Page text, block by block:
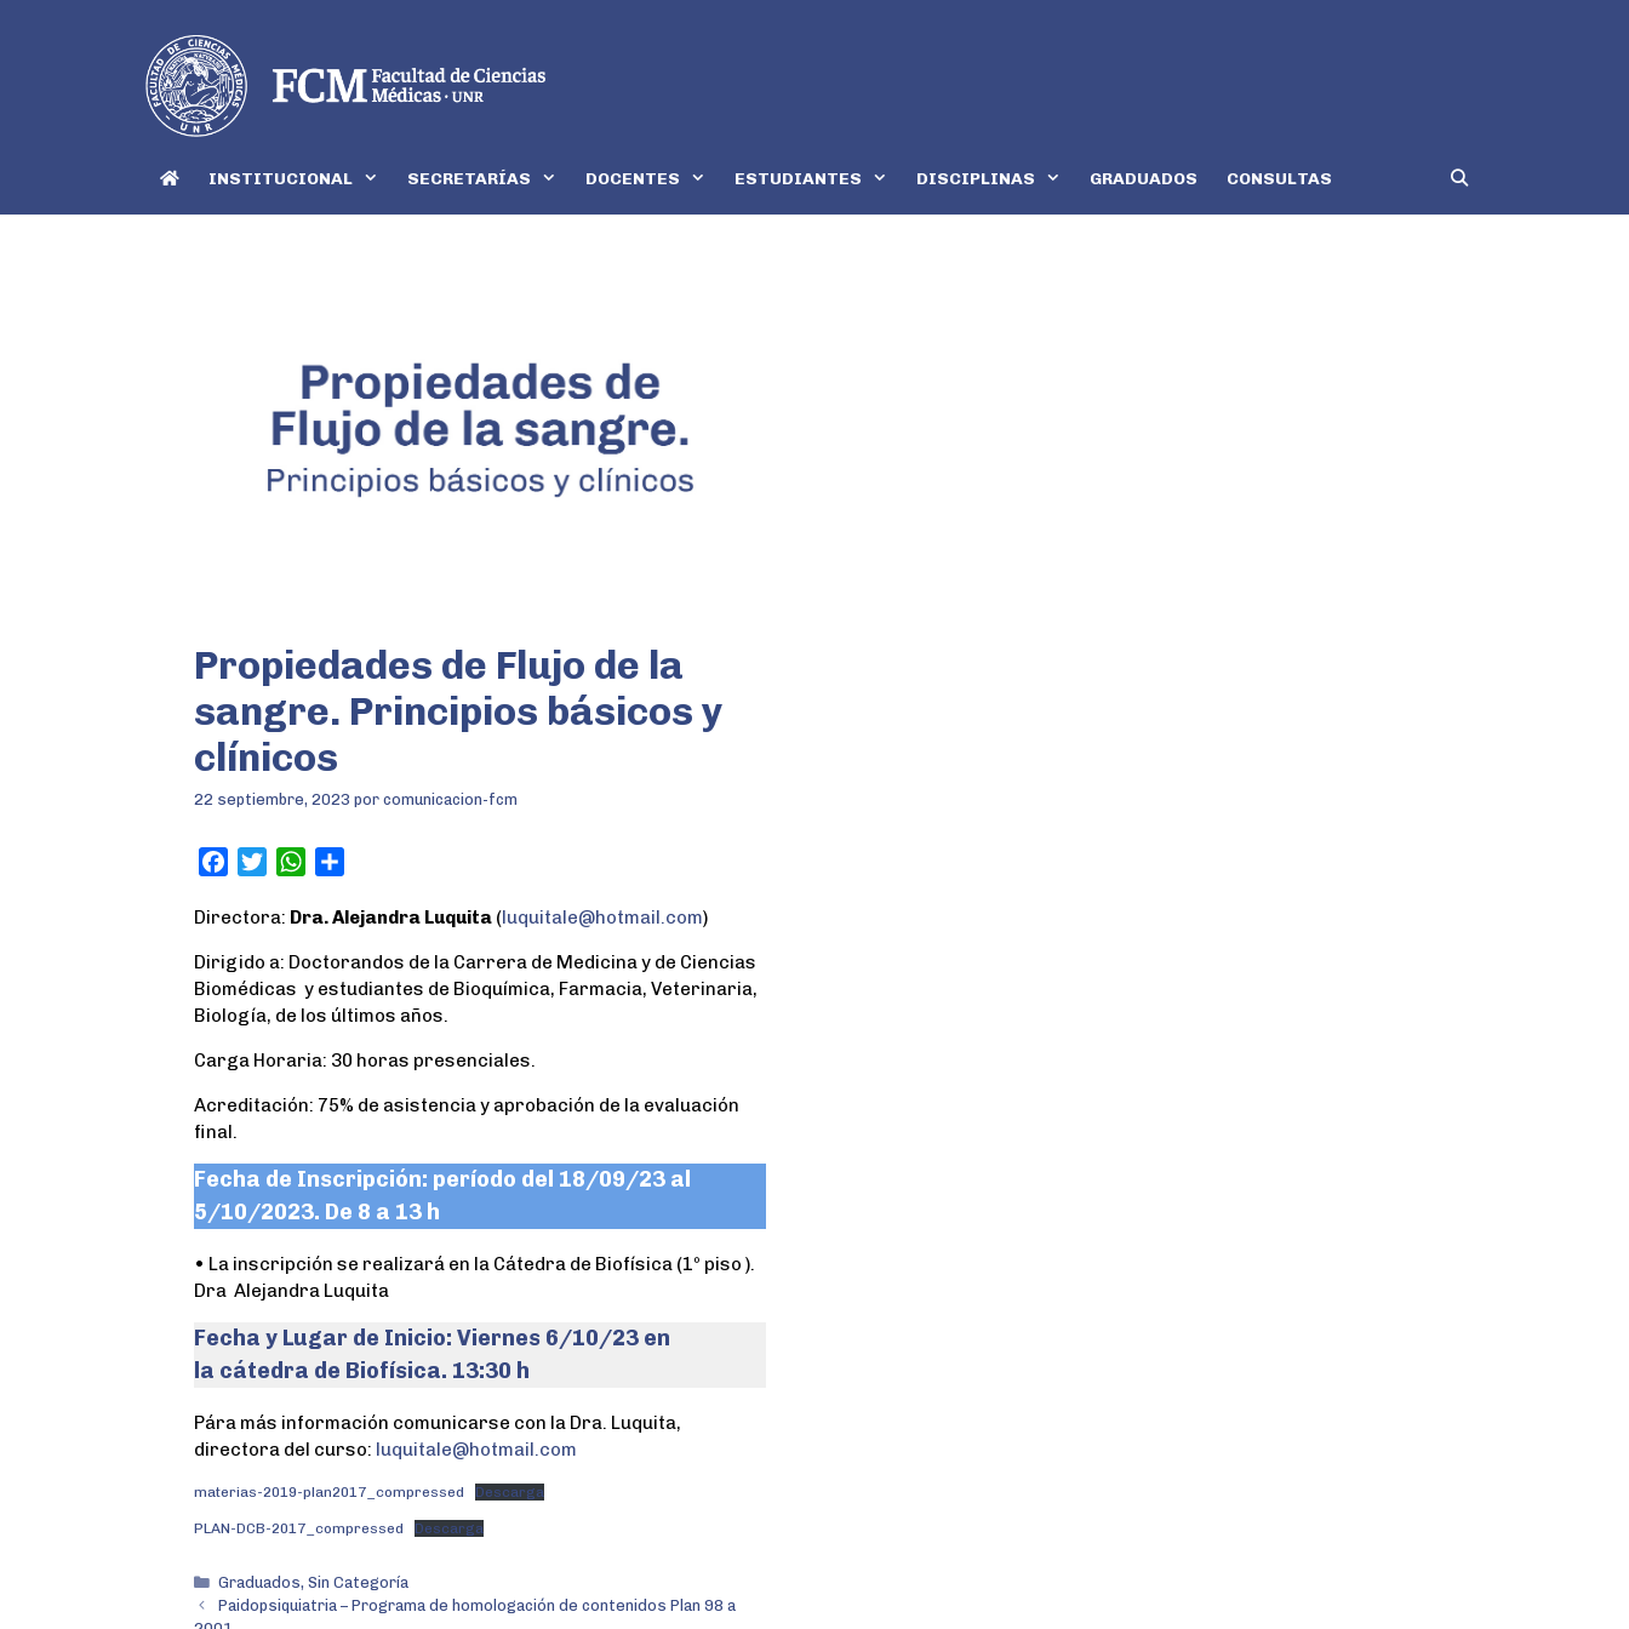
INSTITUCIONAL SECRETARÍAS DOCENTES ESTUDIANTES DISCIPLINAS GRADUADOS CONSULTAS
Propiedades de Flujo de la
sangre. Principios básicos y
clínicos
22 septiembre, 2023 por comunicacion-fcm
c
b
o
k
i
e
W
a
A
p
a
e
Directora: Dra. Alejandra Luquita (luquitale@hotmail.com)
Dirigido a: Doctorandos de la Carrera de Medicina y de Ciencias
Biomédicas y estudiantes de Bioquímica, Farmacia, Veterinaria,
Biología, de los últimos años.
Carga Horaria: 30 horas presenciales.
Acreditación: 75% de asistencia y aprobación de la evaluación
final.
Fecha de Inscripción: período del 18/09/23 al
5/10/2023. De 8 a 13 h
• La inscripción se realizará en la Cátedra de Biofísica (1º piso ).
Dra Alejandra Luquita
Fecha y Lugar de Inicio: Viernes 6/10/23 en
la cátedra de Biofísica. 13:30 h
Pára más información comunicarse con la Dra. Luquita,
directora del curso: luquitale@hotmail.com
materias-2019-plan2017_compressed Descarga
PLAN-DCB-2017_compressed Descarga
Graduados,Sin Categoría
Paidopsiquiatria – Programa de homologación de contenidos Plan 98 a